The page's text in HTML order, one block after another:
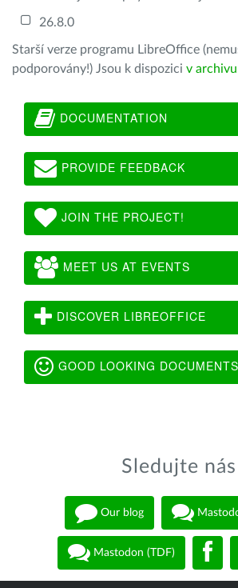
26.8.0
Starší verze programu LibreOffice
podporovány!) Jsou k dispozici v archivu
DOCUMENTATION
PROVIDE FEEDBACK
JOIN THE PROJECT!
MEET US AT EVENTS
DISCOVER LIBREOFFICE
GOOD LOOKING DOCUMENTS
Sledujte nás
Our blog
Mastodon (TDF)